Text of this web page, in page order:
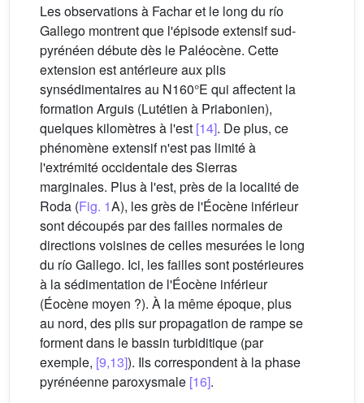
Les observations à Fachar et le long du río
Gallego montrent que l'épisode extensif sud-
pyrénéen débute dès le Paléocène. Cette
extension est antérieure aux plis
synsédimentaires au N160°E qui affectent la
formation Arguis (Lutétien à Priabonien),
quelques kilomètres à l'est [14]. De plus, ce
phénomène extensif n'est pas limité à
l'extrémité occidentale des Sierras
marginales. Plus à l'est, près de la localité de
Roda (Fig. 1A), les grès de l'Éocène inférieur
sont découpés par des failles normales de
directions voisines de celles mesurées le long
du río Gallego. Ici, les failles sont postérieures
à la sédimentation de l'Éocène inférieur
(Éocène moyen ?). À la même époque, plus
au nord, des plis sur propagation de rampe se
forment dans le bassin turbiditique (par
exemple, [9,13]). Ils correspondent à la phase
pyrénéenne paroxysmale [16].